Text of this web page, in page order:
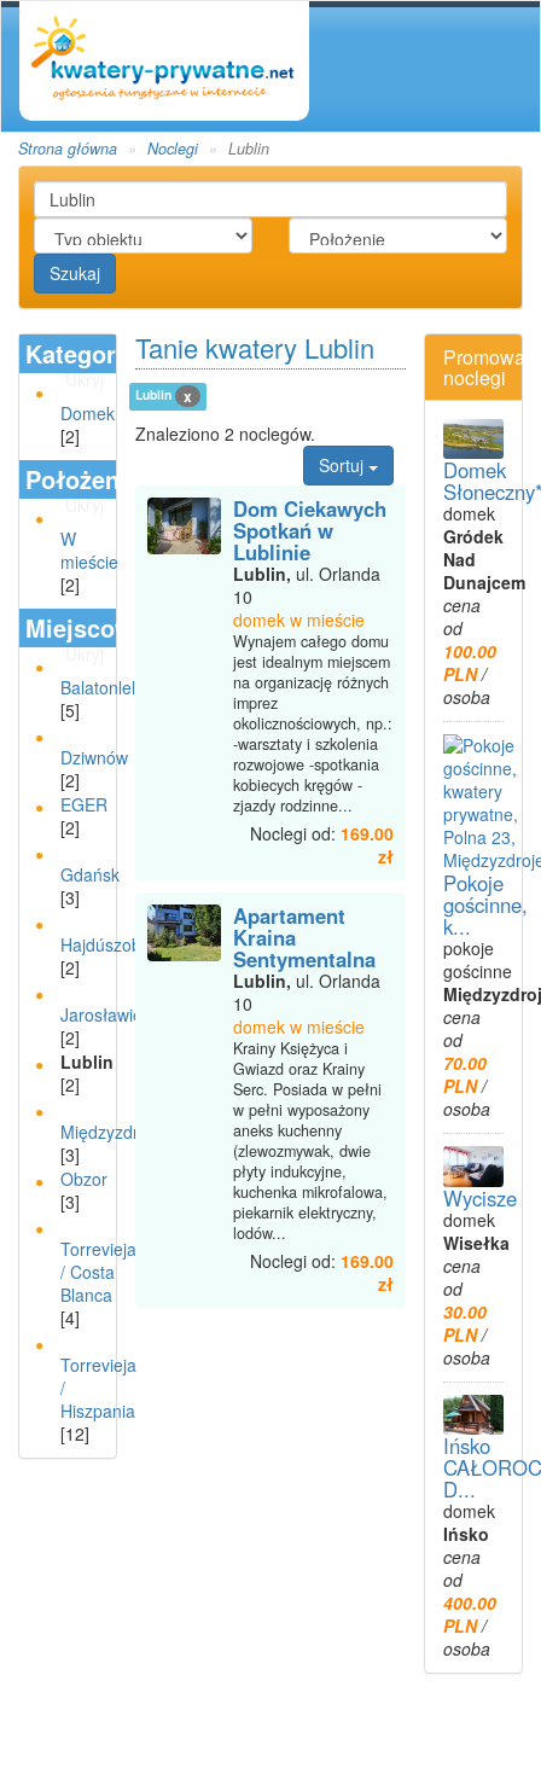
Strona główna Noclegi Lublin
Szukaj
Kategoria
Ukryj
Domek
[2]
Położenie
Ukryj
W
mieście
[2]
Miejscowości
Ukryj
Balatonlelle
[5]
Dziwnów
[2]
EGER
[2]
Gdańsk
[3]
Hajdúszoboszló
[2]
Jarosławiec
[2]
Lublin
[2]
Międzyzdroje
[3]
Obzor
[3]
Torrevieja
/ Costa
Blanca
[4]
Torrevieja
/
Hiszpania
[12]
Tanie kwatery Lublin
Lublin x
Znaleziono 2 noclegów.
Sortuj
Dom Ciekawych
Spotkań w
Lublinie
Lublin, ul. Orlanda
10
domek w mieście
Wynajem całego domu
jest idealnym miejscem
na organizację różnych
imprez
okolicznościowych, np.:
-warsztaty i szkolenia
rozwojowe -spotkania
kobiecych kręgów -
zjazdy rodzinne...
Noclegi od: 169.00
zł
Apartament
Kraina
Sentymentalna
Lublin, ul. Orlanda
10
domek w mieście
Krainy Księżyca i
Gwiazd oraz Krainy
Serc. Posiada w pełni
w pełni wyposażony
aneks kuchenny
(zlewozmywak, dwie
płyty indukcyjne,
kuchenka mikrofalowa,
piekarnik elektryczny,
lodów...
Noclegi od: 169.00
zł
noclegi
Domek
domek
Gródek
Nad
Dunajcem
cena
od
100.00
PLN/
osoba
Pokoje
gościnne,
k...
pokoje
gościnne
cena
od
70.00
PLN/
osoba
Wycisze
domek
Wisełka
cena
od
30.00
PLN/
osoba
Ińsko
D...
domek
Ińsko
cena
od
400.00
PLN/
osoba